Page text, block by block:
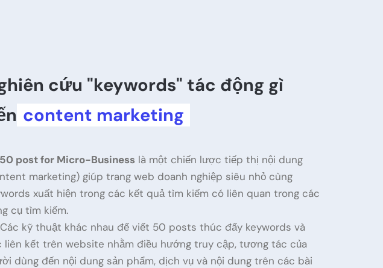
cứu "keywords" tác động gì
content marketing
50 post for Micro-Businesslà một chiến lược tiếp thị nội dung
marketing) giúp trang web doanh nghiệp siêu nhỏ cùng
xuất hiện trong các kết quả tìm kiếm có liên quan trong các
cụ tìm kiếm.
kỹ thuật khác nhau để viết 50 posts thúc đẩy keywords và
liên kết trên website nhằm điều hướng truy cập, tương tác của
dùng đến nội dung sản phẩm, dịch vụ và nội dung trên các bài